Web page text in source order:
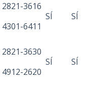
2821-3616
4301-6411
SÍ SÍ
2821-3630
4912-2620
SÍ SÍ